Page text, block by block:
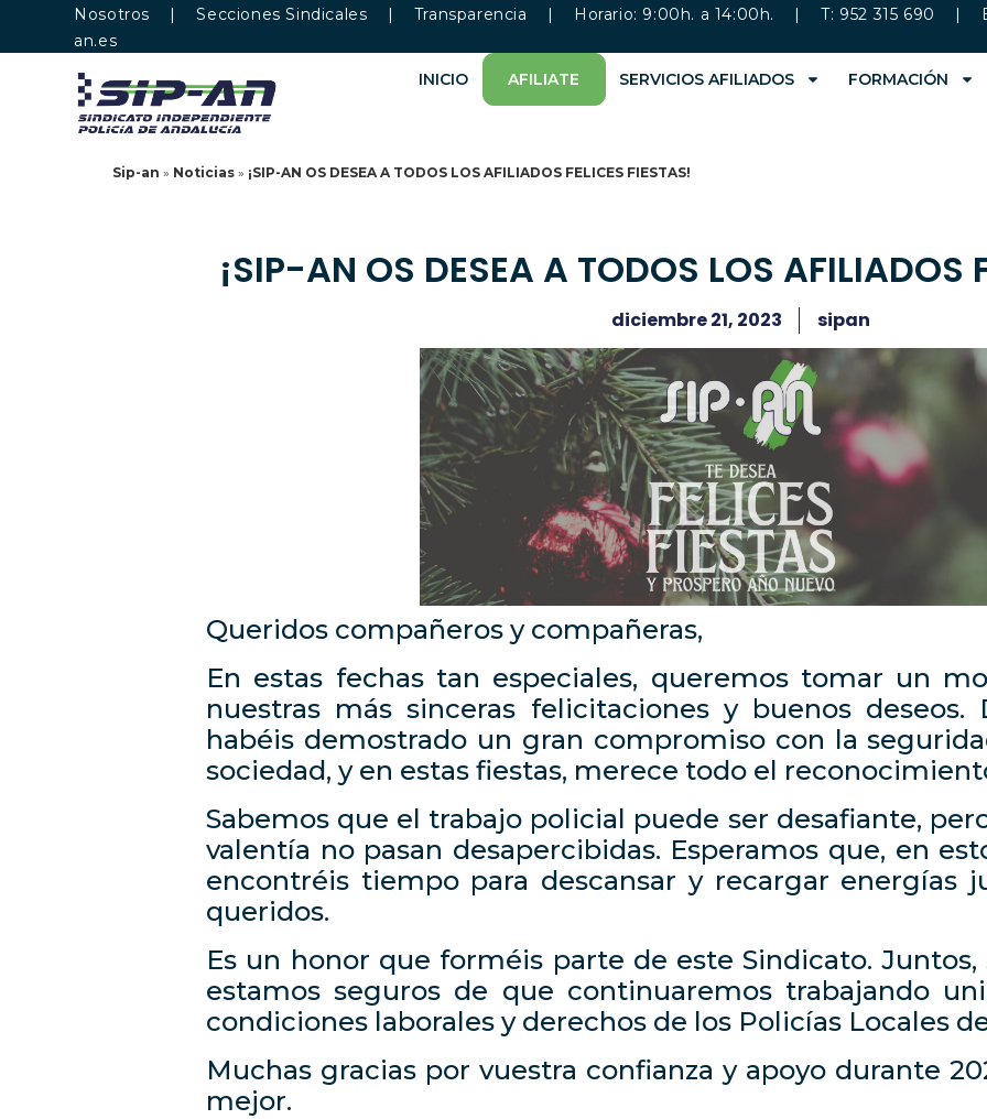
Nosotros |Secciones Sindicales | Transparencia | Horario: 9:00h. a 14:00h. | T: 952 315 690 |
an.es
INICIO
AFILIATE SERVICIOS AFILIADOS FORMACIÓN
Sip-an » Noticias » ¡SIP-AN OS DESEA A TODOS LOS AFILIADOS FELICES FIESTAS!
¡SIP-AN OS DESEA A TODOS LOS AFILIADOS
diciembre 21, 2023 sipan
Queridos compañeros y compañeras,
En estas fechas tan especiales, queremos tomar un
nuestras más sinceras felicitaciones y buenos
habéis demostrado un gran compromiso con la
sociedad, y en estas fiestas, merece todo el
Sabemos que el trabajo policial puede ser desafiante,
valentía no pasan desapercibidas. Esperamos que, en
encontréis tiempo para descansar y recargar energías
queridos.
Es un honor que forméis parte de este Sindicato.
estamos seguros de que continuaremos trabajando
condiciones laborales y derechos de los Policías Locales
Muchas gracias por vuestra confianza y apoyo durante
mejor.